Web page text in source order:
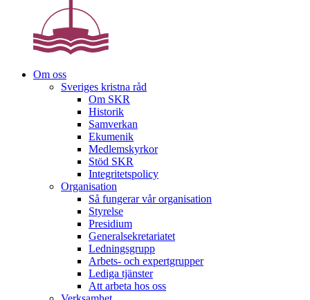
Om oss
Sveriges kristna råd
Om SKR
Historik
Samverkan
Ekumenik
Medlemskyrkor
Stöd SKR
Integritetspolicy
Organisation
Så fungerar vår organisation
Styrelse
Presidium
Generalsekretariatet
Ledningsgrupp
Arbets- och expertgrupper
Lediga tjänster
Att arbeta hos oss